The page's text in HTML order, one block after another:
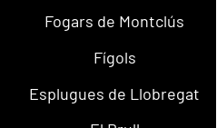
Fogars de Montclús
Fígols
Esplugues de Llobregat